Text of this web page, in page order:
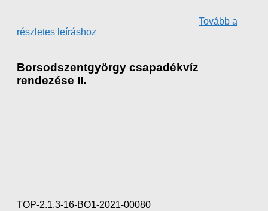
Tovább a
részletes leíráshoz
Borsodszentgyörgy csapadékvíz
rendezése II.
TOP-2.1.3-16-BO1-2021-00080